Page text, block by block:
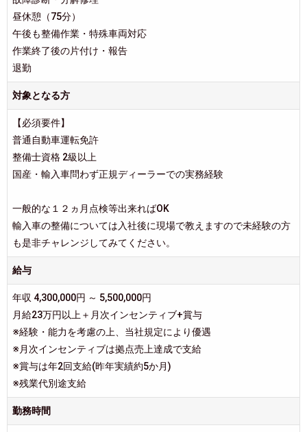
昼休憩（75分）
午後も整備作業・特殊車両対応
作業終了後の片付け・報告
退勤
対象となる方
【必須要件】
普通自動車運転免許
整備士資格 2級以上
国産・輸入車問わず正規ディーラーでの実務経験
一般的な１２ヵ月点検等出来ればOK
輸入車の整備については入社後に現場で教えますので未経験の方
も是非チャレンジしてみてください。
給与
年収 4,300,000円 ～ 5,500,000円
月給23万円以上＋月次インセンティブ+賞与
※経験・能力を考慮の上、当社規定により優遇
※月次インセンティブは拠点売上達成で支給
※賞与は年2回支給(昨年実績約5か月)
※残業代別途支給
勤務時間